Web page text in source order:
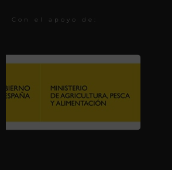
Con el apoyo de: